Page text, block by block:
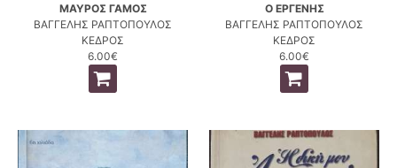
ΜΑΥΡΟΣ ΓΑΜΟΣ
ΒΑΓΓΕΛΗΣ ΡΑΠΤΟΠΟΥΛΟΣ
ΚΕΔΡΟΣ
6.00€
Ο ΕΡΓΕΝΗΣ
ΒΑΓΓΕΛΗΣ ΡΑΠΤΟΠΟΥΛΟΣ
ΚΕΔΡΟΣ
6.00€